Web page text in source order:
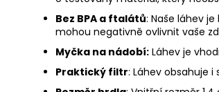
Bez BPA a ftalátů: Naše láhev
mohou negativně ovlivnit vaše
Myčka na nádobí: Láhev je
Praktický filtr: Láhev obsahuje